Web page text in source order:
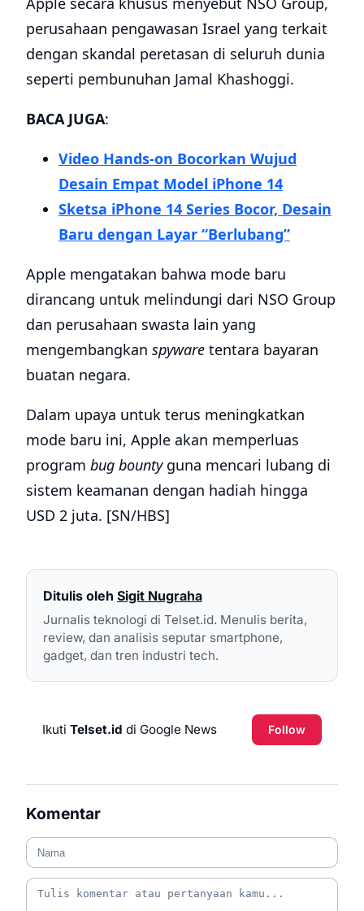
perusahaan pengawasan Israel yang terkait
dengan skandal peretasan di seluruh dunia
seperti pembunuhan Jamal Khashoggi.
BACA JUGA:
Video Hands-on Bocorkan Wujud
Desain Empat Model iPhone 14
Sketsa iPhone 14 Series Bocor, Desain
Baru dengan Layar “Berlubang”
Apple mengatakan bahwa mode baru
dirancang untuk melindungi dari NSO Group
dan perusahaan swasta lain yang
mengembangkan spyware tentara bayaran
buatan negara.
Dalam upaya untuk terus meningkatkan
mode baru ini, Apple akan memperluas
program bug bountyguna mencari lubang di
sistem keamanan dengan hadiah hingga
USD 2 juta. [SN/HBS]
Ditulis oleh Sigit Nugraha
Jurnalis teknologi di Telset.id. Menulis berita,
review, dan analisis seputar smartphone,
gadget, dan tren industri tech.
Ikuti Telset.id di Google News Follow
Komentar